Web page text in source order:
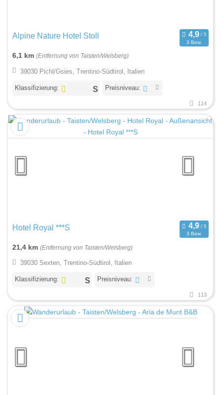
Alpine Nature Hotel Stoll
3 Bew.
6,1 km (Entfernung von Taisten/Welsberg)
39030 Pichl/Gsies, Trentino-Südtirol, Italien
Klassifizierung: Preisniveau:
114
Hotel Royal ***S
3 Bew.
21,4 km (Entfernung von Taisten/Welsberg)
39030 Sexten, Trentino-Südtirol, Italien
Klassifizierung: Preisniveau:
113